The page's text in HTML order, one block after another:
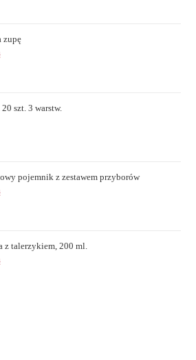
zupę
szt. 3 warstw.
pojemnik z zestawem przyborów
z talerzykiem, 200 ml.